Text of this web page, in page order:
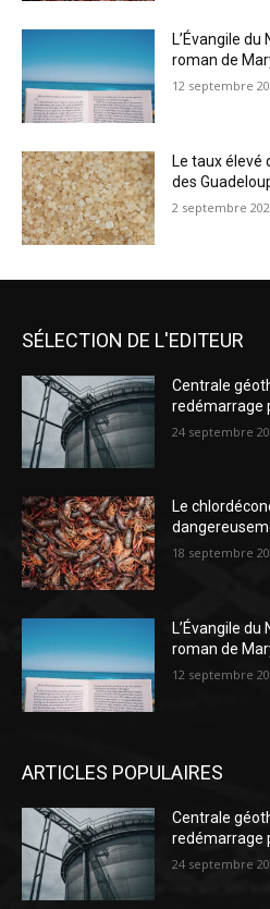
L’Évangile
roman de
12 septembre
Le taux élevé
des
2 septembre
SÉLECTION DE L'EDITEUR
Centrale
redémarrage
24 septembre
Le
18 septembre
L’Évangile
roman de
12 septembre
ARTICLES POPULAIRES
Centrale
redémarrage
24 septembre